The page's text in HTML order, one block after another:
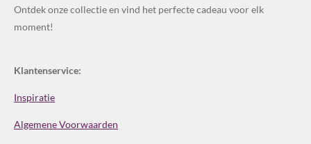
Ontdek onze collectie en vind het perfecte cadeau voor elk
moment!
Klantenservice:
Inspiratie
Algemene Voorwaarden